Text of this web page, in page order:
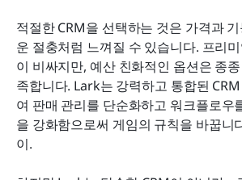
적절한 CRM을 선택하는 것은 가격과
운 절충처럼 느껴질 수 있습니다. 프리
이 비싸지만, 예산 친화적인 옵션은 종
족합니다. Lark는 강력하고 통합된
여 판매 관리를 단순화하고 워크플로우
을 강화함으로써 게임의 규칙을 바꿉
이.